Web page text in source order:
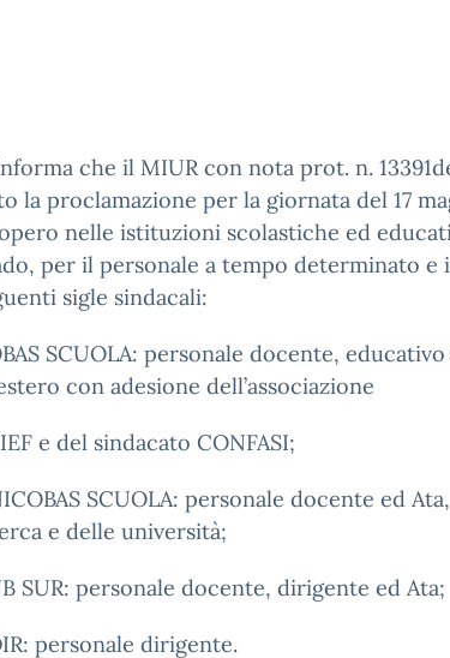
che il MIUR con nota prot. n.
la proclamazione per la giornata del 17
nelle istituzioni scolastiche ed
per il personale a tempo determinato e
sigle sindacali:
SCUOLA: personale docente,
con adesione dell’associazione
e del sindacato CONFASI;
SCUOLA: personale docente ed
e delle università;
SUR: personale docente, dirigente ed Ata;
personale dirigente.